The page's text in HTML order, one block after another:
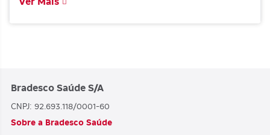
Bradesco Saúde S/A
CNPJ: 92.693.118/0001-60
Sobre a Bradesco Saúde